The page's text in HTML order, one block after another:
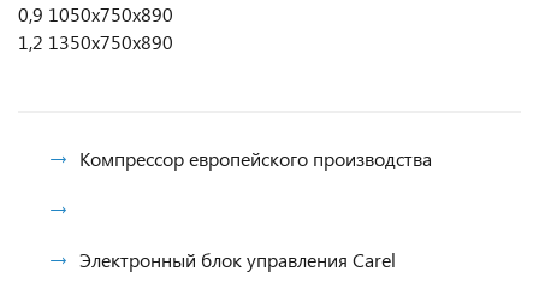
0,9 1050х750х890
1,2 1350х750х890
Компрессор европейского производства
Электронный блок управления Carel